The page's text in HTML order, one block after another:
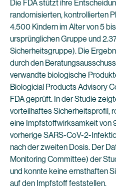
Die FDA stützt ihre
randomisierten, kontrollierten
4.500 Kindern im Alter von 5
ursprünglichen Gruppe und
Sicherheitsgruppe). Die
durch den
verwandte biologische
Biologicial Products Advisory
FDA geprüft. In der Studie
vorteilhaftes Sicherheitsprofil,
eine Impfstoffwirksamkeit von
vorherige SARS-CoV-2-
nach der zweiten Dosis. Der
Monitoring Committee) der
und konnte keine ernsthaften
auf den Impfstoff feststellen.